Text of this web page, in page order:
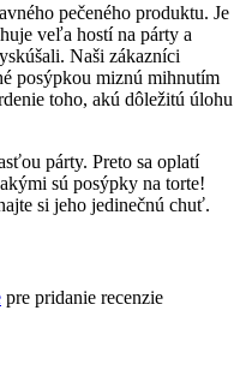
pečeného produktu. Je
veľa hostí na párty a
Naši zákazníci
posýpkou miznú mihnutím
toho, akú dôležitú úlohu
párty. Preto sa oplatí
sú posýpky na torte!
si jeho jedinečnú chuť.
pre pridanie recenzie